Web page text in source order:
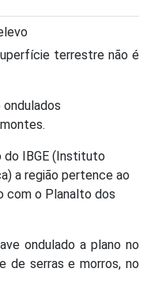
terrestre não é
IBGE (Instituto
a região pertence ao
com o Planalto dos
ondulado a plano no
de serras e morros, no